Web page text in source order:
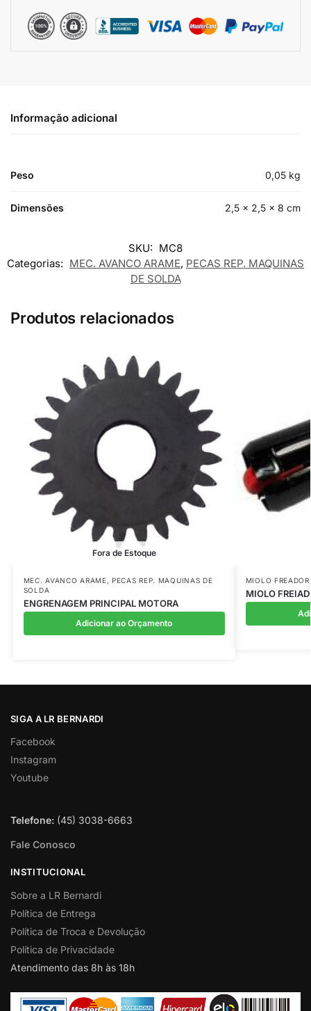
Informação adicional
Peso 0,05 kg
Dimensões 2,5 × 2,5 × 8 cm
SKU: MC8
Categorias: MEC. AVANCO ARAME, PECAS REP. MAQUINAS
DE SOLDA
Produtos relacionados
Fora de Estoque
MEC. AVANCO ARAME,PECAS REP. MAQUINAS DE
SOLDA
ENGRENAGEM PRINCIPAL MOTORA
Adicionar ao Orçamento
MIOLO FREADOR
MIOLO
SIGA A LR BERNARDI
Facebook
Instagram
Youtube
Telefone: (45) 3038-6663
Fale Conosco
INSTITUCIONAL
Sobre a LR Bernardi
Política de Entrega
Política de Troca e Devolução
Política de Privacidade
Atendimento das 8h às 18h